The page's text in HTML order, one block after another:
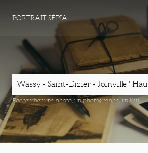
PORTRAIT SÉPIA
Rechercher une photo, un photographe, un lieu...